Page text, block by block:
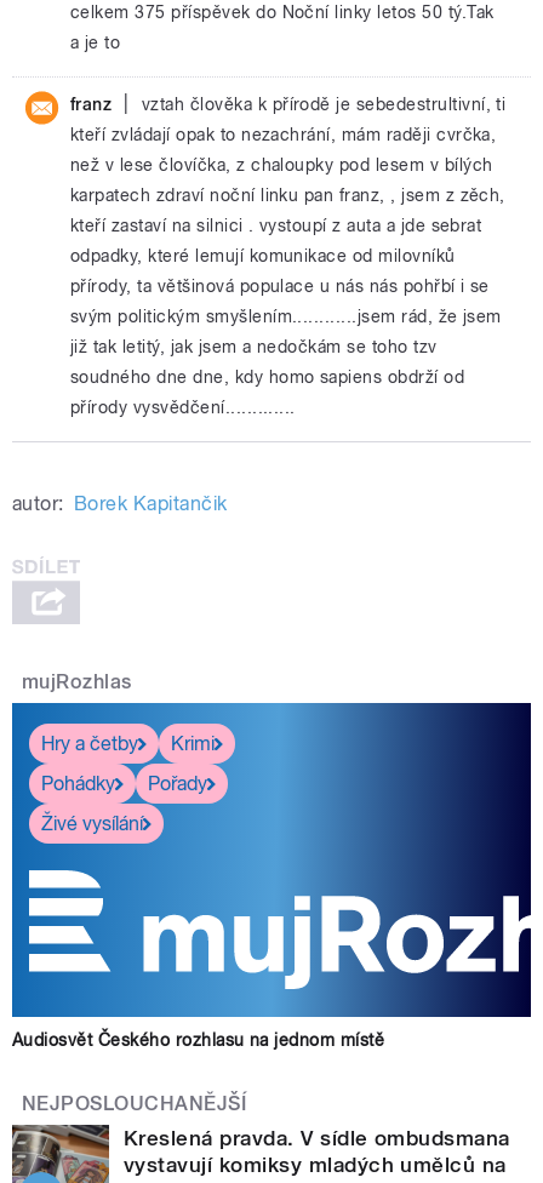
celkem 375 příspěvek do Noční linky letos 50 tý.Tak
a je to
franz
vztah člověka k přírodě je sebedestrultivní, ti
kteří zvládají opak to nezachrání, mám raději cvrčka,
než v lese človíčka, z chaloupky pod lesem v bílých
karpatech zdraví noční linku pan franz, , jsem z zěch,
kteří zastaví na silnici . vystoupí z auta a jde sebrat
odpadky, které lemují komunikace od milovníků
přírody, ta většinová populace u nás nás pohřbí i se
svým politickým smyšlením............jsem rád, že jsem
již tak letitý, jak jsem a nedočkám se toho tzv
soudného dne dne, kdy homo sapiens obdrží od
přírody vysvědčení.............
autor: Borek Kapitančik
mujRozhlas
Hry a četby
Krimi
Pohádky
Pořady
Živé vysílání
Audiosvět Českého rozhlasu na jednom místě
NEJPOSLOUCHANĚJŠÍ
Kreslená pravda. V sídle ombudsmana
vystavují komiksy mladých umělců na